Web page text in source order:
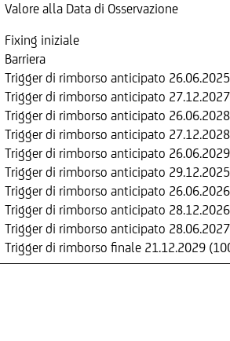
Valore alla Data di Osservazione
Fixing iniziale
Barriera
Trigger di rimborso anticipato
Trigger di rimborso anticipato
Trigger di rimborso anticipato
Trigger di rimborso anticipato
Trigger di rimborso anticipato
Trigger di rimborso anticipato
Trigger di rimborso anticipato
Trigger di rimborso anticipato
Trigger di rimborso anticipato
Trigger di rimborso finale 21.12.2029